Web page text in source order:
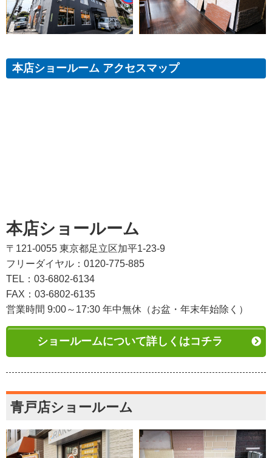
本店ショールーム アクセスマップ
本店ショールーム
〒121-0055 東京都足立区加平1-23-9
フリーダイヤル：0120-775-885
TEL：03-6802-6134
FAX：03-6802-6135
営業時間 9:00～17:30 年中無休（お盆・年末年始除く）
ショールームについて詳しくはコチラ
青戸店ショールーム